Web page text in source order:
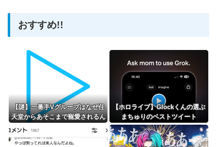
Powered by livedoor 相互RSS
おすすめ!!
【謎】一番手Vグループはなぜ任
天堂からあそこまで寵愛されるん
【ホロライブ】Glockくんの選ぶ
まちゅりのベストツイート